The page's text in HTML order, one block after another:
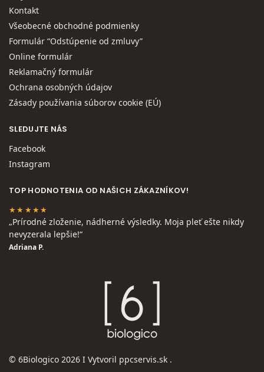
Kontakt
Všeobecné obchodné podmienky
Formulár “Odstúpenie od zmluvy”
Online formulár
Reklamačný formulár
Ochrana osobných údajov
Zásady používania súborov cookie (EÚ)
SLEDUJTE NÁS
Facebook
Instagram
TOP HODNOTENIA OD NAŠICH ZÁKAZNÍKOV!
★★★★★
„Prírodné zloženie, nádherné výsledky. Moja pleť ešte nikdy
nevyzerala lepšie!“
Adriana P.
© 6Biologico 2026 I Vytvoril ppcservis.sk .